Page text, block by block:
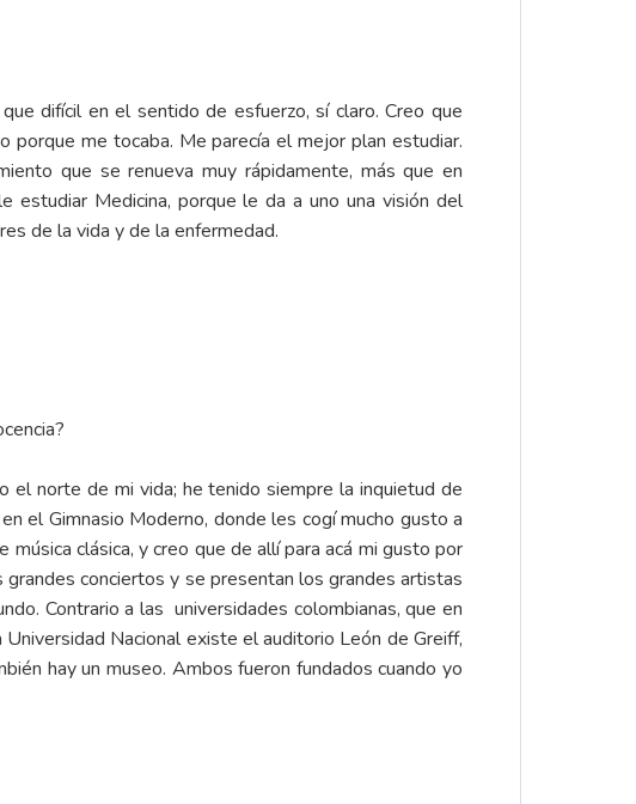
difícil en el sentido de esfuerzo, sí claro. Creo que
me tocaba. Me parecía el mejor plan estudiar.
que se renueva muy rápidamente, más que en
estudiar Medicina, porque le da a uno una visión del
de la vida y de la enfermedad.
el norte de mi vida; he tenido siempre la inquietud de
el Gimnasio Moderno, donde les cogí mucho gusto a
clásica, y creo que de allí para acá mi gusto por
conciertos y se presentan los grandes artistas
Contrario a las universidades colombianas, que en
Nacional existe el auditorio León de Greiff,
hay un museo. Ambos fueron fundados cuando yo